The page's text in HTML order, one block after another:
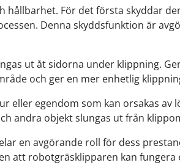
hållbarhet. För det första skyddar
Denna skyddsfunktion är
ut åt sidorna under klippning.
och ger en mer enhetlig
egendom som kan orsakas av
andra objekt slungas ut från
en avgörande roll för dess
att robotgräsklipparen kan